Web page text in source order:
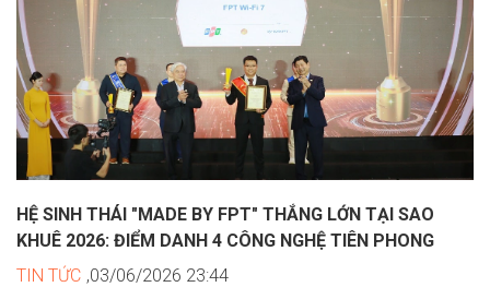
HỆ SINH THÁI "MADE BY FPT" THẮNG LỚN TẠI SAO
KHUÊ 2026: ĐIỂM DANH 4 CÔNG NGHỆ TIÊN PHONG
TIN TỨC ,03/06/2026 23:44